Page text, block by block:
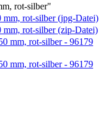
rot-silber"
mm, rot-silber (jpg-Datei)
mm, rot-silber (zip-Datei)
mm, rot-silber - 96179
mm, rot-silber - 96179